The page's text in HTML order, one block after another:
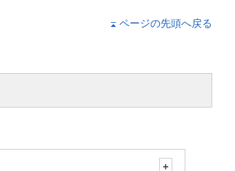
ページの先頭へ戻る